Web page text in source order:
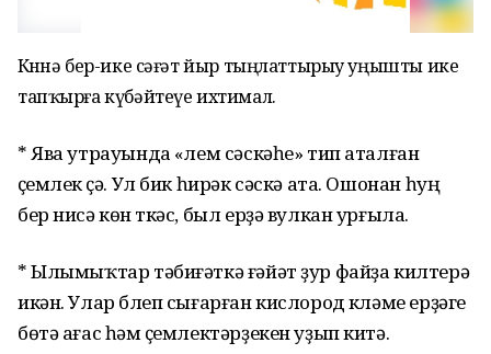
Көнөнә бер-ике сәғәт йыр тыңлаттырыу уңышты ике
тапҡырға күбәйтеүе ихтимал.
* Ява утрауында «үлем сәскәһе» тип аталған
үҫемлек үҫә. Ул бик һирәк сәскә ата. Ошонан һуң
бер нисә көн үткәс, был ерҙә вулкан урғыла.
* Ылымыҡтар тәбиғәткә ғә­йәт ҙур файҙа килтерә
икән. Улар бү­леп сығарған кислород күләме ерҙәге
бөтә ағас һәм үҫемлек­тәрҙекен уҙып китә.